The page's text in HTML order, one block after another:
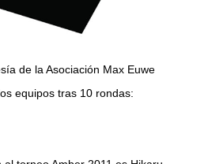
de la Asociación Max Euwe
equipos tras 10 rondas: